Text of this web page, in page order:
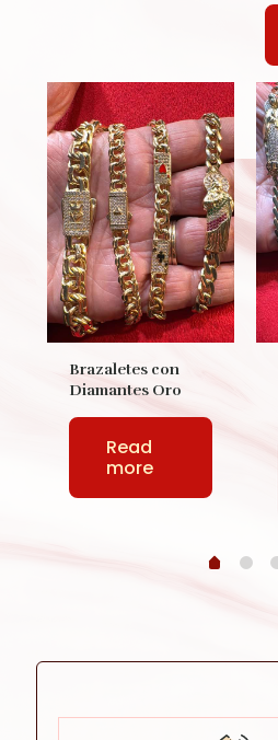
Brazaletes con
Diamantes Oro
Read
more